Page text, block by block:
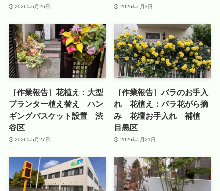
2026年6月26日 2026年6月3日
［作業報告］花植え：大型
プランター植え替え ハン
ギングバスケット設置 渋
谷区
2026年5月27日
［作業報告］バラのお手入
れ 花植え：バラ花がら摘
み 花壇お手入れ 補植
目黒区
2026年5月21日